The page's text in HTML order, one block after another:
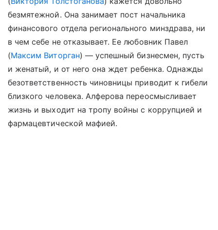
безмятежной. Она занимает пост начальника
финансового отдела регионального минздрава, ни
в чем себе не отказывает. Ее любовник Павел
(Максим Виторган) — успешный бизнесмен, пусть
и женатый, и от него она ждет ребенка. Однажды
безответственность чиновницы приводит к гибели
близкого человека. Алферова переосмысливает
жизнь и выходит на тропу войны с коррупцией и
фармацевтической мафией.